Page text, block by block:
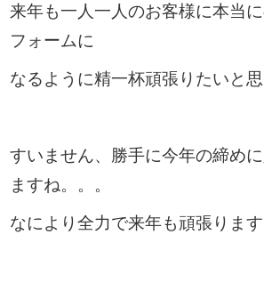
来年も一人一人のお客様に本当
フォームに
なるように精一杯頑張りたいと思
すいません、勝手に今年の締め
ますね。。。
なにより全力で来年も頑張ります